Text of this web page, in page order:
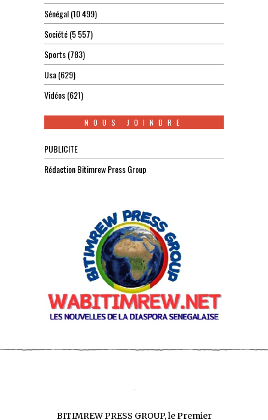
Sénégal(10 499)
Société(5 557)
Sports(783)
Usa(629)
Vidéos(621)
NOUS JOINDRE
PUBLICITE
Rédaction Bitimrew Press Group
BITIMREW PRESS GROUP, le Premier